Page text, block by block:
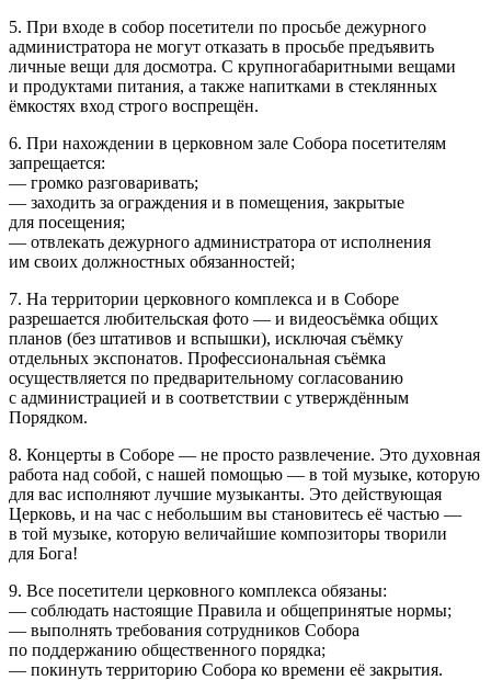
5. При входе в собор посетители по просьбе дежурного
администратора не могут отказать в просьбе предъявить
личные вещи для досмотра. С крупногабаритными вещами
и продуктами питания, а также напитками в стеклянных
ёмкостях вход строго воспрещён.
6. При нахождении в церковном зале Собора посетителям
запрещается:
— громко разговаривать;
— заходить за ограждения и в помещения, закрытые
для посещения;
— отвлекать дежурного администратора от исполнения
им своих должностных обязанностей;
7. На территории церковного комплекса и в Соборе
разрешается любительская фото — и видеосъёмка общих
планов (без штативов и вспышки), исключая съёмку
отдельных экспонатов. Профессиональная съёмка
осуществляется по предварительному согласованию
с администрацией и в соответствии с утверждённым
Порядком.
8. Концерты в Соборе — не просто развлечение. Это духовная
работа над собой, с нашей помощью — в той музыке, которую
для вас исполняют лучшие музыканты. Это действующая
Церковь, и на час с небольшим вы становитесь её частью —
в той музыке, которую величайшие композиторы творили
для Бога!
9. Все посетители церковного комплекса обязаны:
— соблюдать настоящие Правила и общепринятые нормы;
— выполнять требования сотрудников Собора
по поддержанию общественного порядка;
— покинуть территорию Собора ко времени её закрытия.